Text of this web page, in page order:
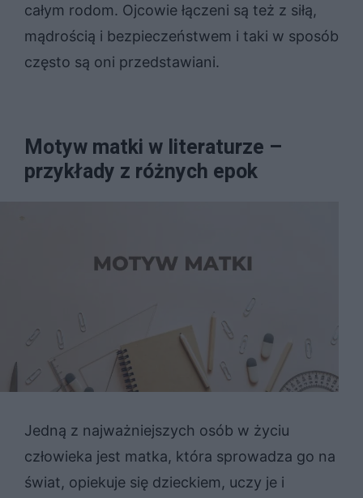
całym rodom. Ojcowie łączeni są też z siłą,
mądrością i bezpieczeństwem i taki w sposób
często są oni przedstawiani.
Motyw matki w literaturze –
przykłady z różnych epok
Jedną z najważniejszych osób w życiu
człowieka jest matka, która sprowadza go na
świat, opiekuje się dzieckiem, uczy je i